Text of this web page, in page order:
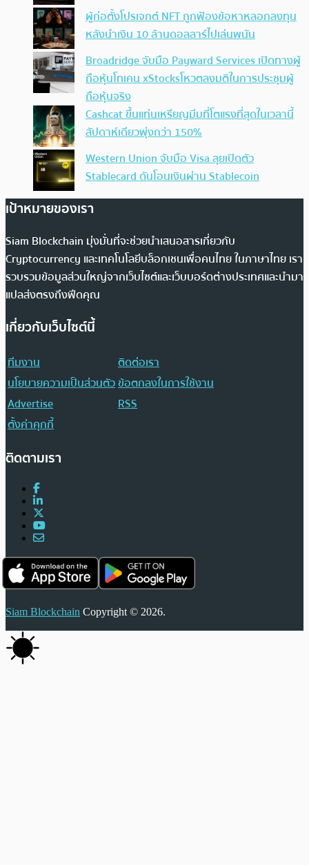
ผู้ก่อตั้งโปรเจกต์ NFT ถูกฟ้องข้อหาหลอกลงทุน
หลังนำเงิน 10 ล้านดอลลาร์ไปเล่นพนัน
Broadridge จับมือ Payward Services เปิดทางผู้
ถือหุ้นโทเคน xStocksโหวตลงมติในการประชุมผู้
ถือหุ้นจริง
Cashcat ขึ้นแท่นเหรียญมีมที่โตแรงที่สุดในเวลานี้
สัปดาห์เดียวพุ่งกว่า 150%
Western Union จับมือ Visa ลุยเปิดตัว
Stablecard ดันโอนเงินผ่าน Stablecoin
เป้าหมายของเรา
Siam Blockchain มุ่งมั่นที่จะช่วยนำเสนอสารเกี่ยวกับ
Cryptocurrency และเทคโนโลยีบล็อกเชนเพื่อคนไทย ในภาษาไทย เรา
รวบรวมข้อมูลส่วนใหญ่จากเว็บไซต์และเว็บบอร์ดต่างประเทศและนำมา
แปลส่งตรงถึงฟีดคุณ
เกี่ยวกับเว็บไซต์นี้
ทีมงาน
ติดต่อเรา
นโยบายความเป็นส่วนตัวข้อตกลงในการใช้งาน
Advertise
RSS
ตั้งค่าคุกกี้
ติดตามเรา
Siam Blockchain Copyright © 2026.